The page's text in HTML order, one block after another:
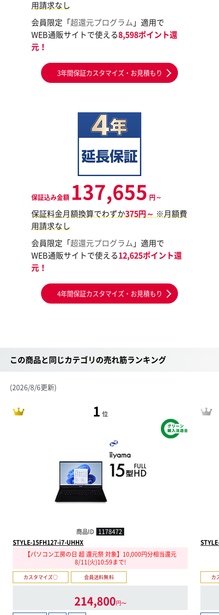
用請求なし
会員限定「超還元プログラム 」適用で
WEB通販サイトで使える8,598ポイント還
元！
3年間保証カスタマイズ・お見積もり
保証込み金額 137,655 円～
保証料金月額換算でわずか375円～ ※月額費
用請求なし
会員限定「超還元プログラム 」適用で
WEB通販サイトで使える12,625ポイント還
元！
4年間保証カスタマイズ・お見積もり
この商品と同じカテゴリの売れ筋ランキング
(2026/8/6更新)
1 位
商品ID 1178472
STYLE-15FH127-i7-UHHX
【パソコン工房の日 超 還元祭 対象】10,000円分相当還元
8/11(火)10:59まで!
カスタマイズ○ 会員送料無料
214,800円〜
カ